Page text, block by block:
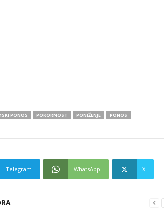
PONOS POKORNOST PONIŽENJE
PONOS
Telegram WhatsApp X